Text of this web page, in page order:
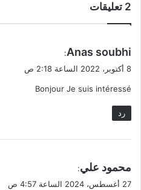
‫2 تعليقات
ي
ق
ل
Anas soubhi
:
8 أكتوبر، 2022 الساعة 2:18 ص
Bonjour Je suis intéressé
رد
ق
محمود علي:
27 أغسطس، 2024 الساعة 4:57 ص